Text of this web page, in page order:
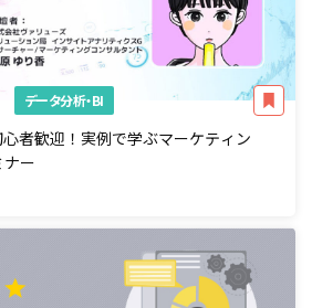
データ分析・BI
心者歓迎！実例で学ぶマーケティン
ー